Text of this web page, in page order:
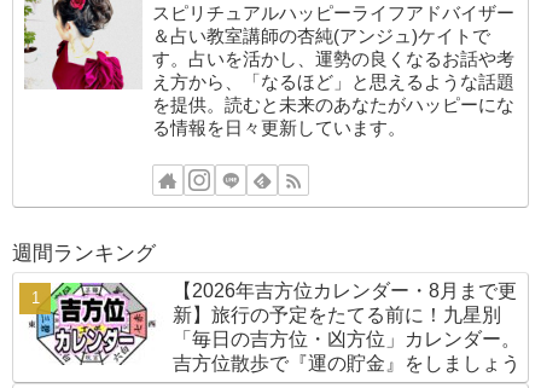
スピリチュアルハッピーライフアドバイザー
＆占い教室講師の杏純(アンジュ)ケイトで
す。占いを活かし、運勢の良くなるお話や考
え方から、「なるほど」と思えるような話題
を提供。読むと未来のあなたがハッピーにな
る情報を日々更新しています。
週間ランキング
【2026年吉方位カレンダー・8月まで更
新】旅行の予定をたてる前に！九星別
「毎日の吉方位・凶方位」カレンダー。
吉方位散歩で『運の貯金』をしましょう